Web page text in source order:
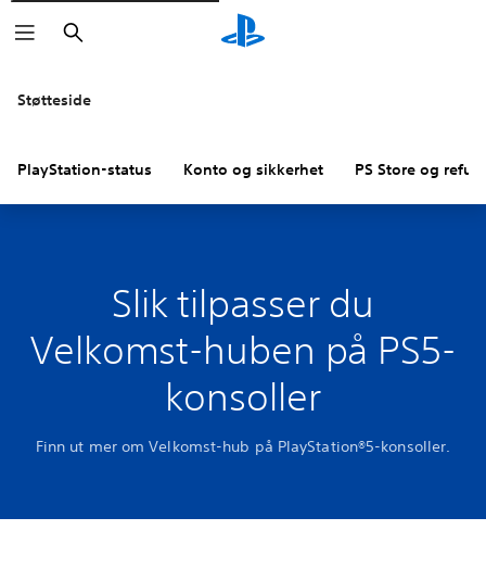
Søk
Støtteside
PlayStation-status Konto og sikkerhet PS Store og
Slik tilpasser du
Velkomst-huben på PS5-
konsoller
Finn ut mer om Velkomst-hub på PlayStation®5-konsoller.